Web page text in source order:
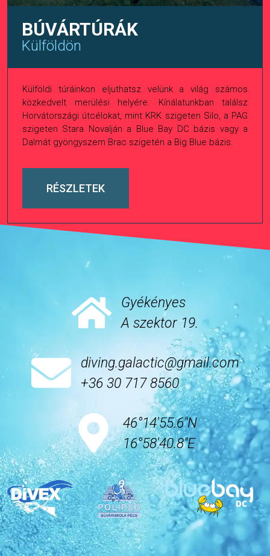
BÚVÁRTÚRÁK
Külföldön
Külföldi túráinkon eljuthatsz velünk a világ számos
közkedvelt merülési helyére. Kínálatunkban találsz
Horvátországi útcélokat, mint KRK szigeten Silo, a PAG
szigeten Stara Novalján a Blue Bay DC bázis vagy a
Dalmát gyöngyszem Brac szigetén a Big Blue bázis.
RÉSZLETEK
Gyékényes
A szektor 19.
diving.galactic@gmail.com
+36 30 717 8560
46°14'55.6"N
16°58'40.8"E